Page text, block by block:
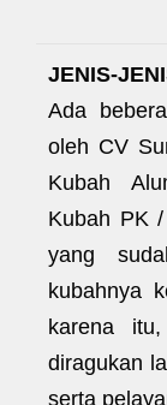
JENIS-
Ada
oleh CV
Kubah
Kubah PK
yang
kubahnya
karena
diragukan
serta